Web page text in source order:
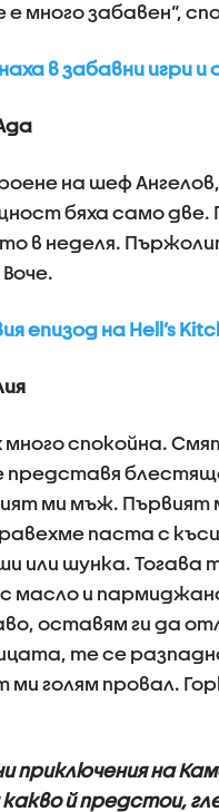
много забавен“,
в забавни игри
на шеф
бяха само две.
в неделя.
епизод на Hell’s
спокойна.
ми мъж. Първият
паста с
или шунка. Тогава
масло и
оставям ги да
те се
голям провал.
на
й предстои,